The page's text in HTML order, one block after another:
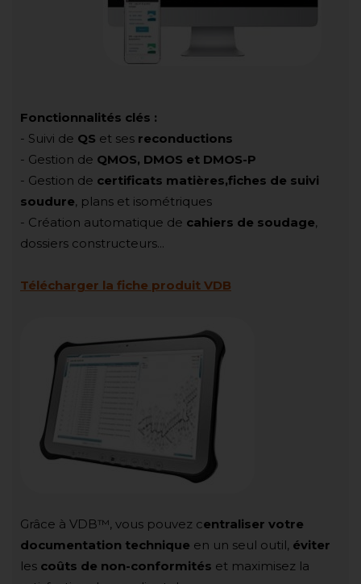
Fonctionnalités clés :
- Suivi de QS et ses reconductions
- Gestion de QMOS, DMOS et DMOS-P
- Gestion de certificats matières,fiches de suivi
soudure, plans et isométriques
- Création automatique de cahiers de soudage,
dossiers constructeurs...
Télécharger la fiche produit VDB
Grâce à VDB™, vous pouvez centraliser votre
documentation technique en un seul outil, éviter
les coûts de non-conformités et maximisez la